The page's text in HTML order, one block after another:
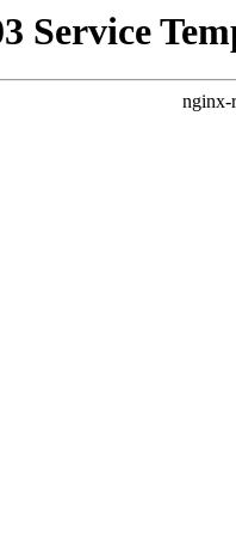
Service
nginx-